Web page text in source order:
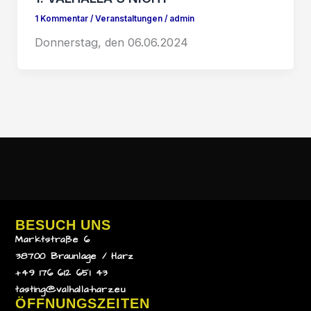
1 Kommentar / Veranstaltungen/ admin
Donnerstag, den 06.06.2024
BESUCH UNS
Marktstraße 6
38700 Braunlage / Harz
+49 176 612 651 43
tasting@valhalla-harz.eu
ÖFFNUNGSZEITEN